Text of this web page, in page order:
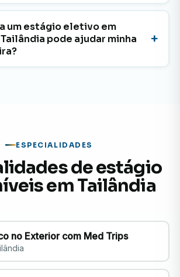
um estágio eletivo em
pode ajudar minha
ESPECIALIDADES
de estágio
em Tailândia
no Exterior com Med Trips